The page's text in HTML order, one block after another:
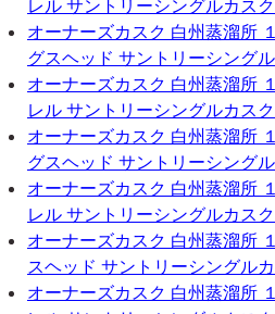
レル サントリーシングルカス
オーナーズカスク 白州蒸溜所
グスヘッド サントリーシング
オーナーズカスク 白州蒸溜所
レル サントリーシングルカス
オーナーズカスク 白州蒸溜所
グスヘッド サントリーシング
オーナーズカスク 白州蒸溜所
レル サントリーシングルカス
オーナーズカスク 白州蒸溜所
スヘッド サントリーシングル
オーナーズカスク 白州蒸溜所